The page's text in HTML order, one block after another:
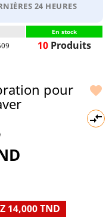
24 HEURES
En stock
10 Produits


pour
14,000 TND